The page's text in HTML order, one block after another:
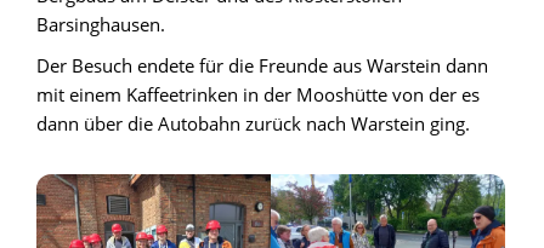
Barsinghausen.
Der Besuch endete für die Freunde aus Warstein dann
mit einem Kaffeetrinken in der Mooshütte von der es
dann über die Autobahn zurück nach Warstein ging.